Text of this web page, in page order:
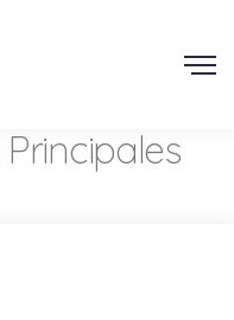
Principales